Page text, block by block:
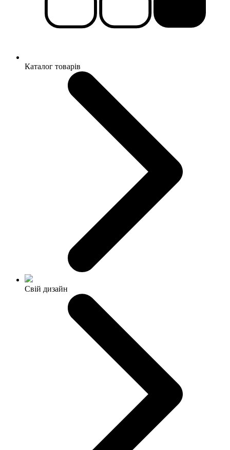
Каталог товарів
Свій дизайн